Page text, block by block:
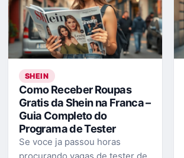
SHEIN
Como Receber Roupas
Gratis da Shein na Franca –
Guia Completo do
Programa de Tester
Se voce ja passou horas
procurando vagas de tester de